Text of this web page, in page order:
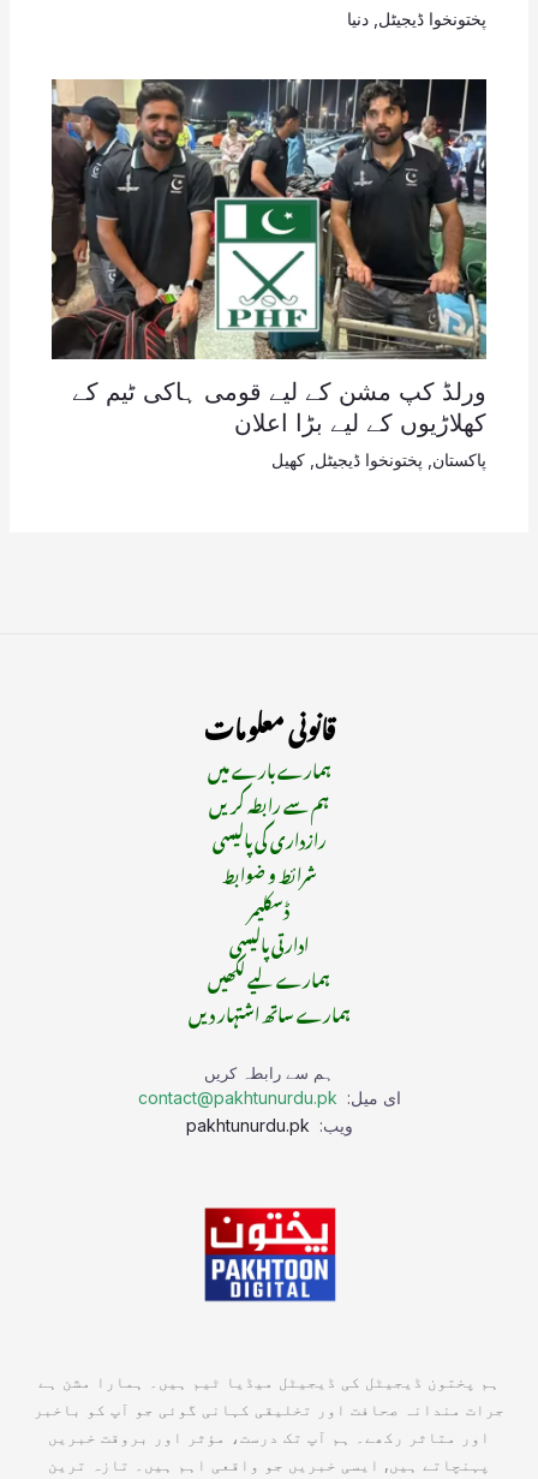
پختونخوا ڈیجیٹل دنیا
ورلڈ کپ مشن کے لیے قومی ہاکی ٹیم کے
کھلاڑیوں کے لیے بڑا اعلان
پاکستان پختونخوا ڈیجیٹل کھیل
قانونی معلومات
ہمارے بارے میں
ہم سے رابطہ کریں
رازداری کی پالیسی
شرائط و ضوابط
ڈسکلیمر
ادارتی پالیسی
ہمارے لیے لکھیں
ہمارے ساتھ اشتہار دیں
ہم سے رابطہ کریں
ای میل: contact@pakhtunurdu.pk
ویب:
ہم پختون ڈیجیٹل کی ڈیجیٹل میڈیا ٹیم ہیں۔ ہمارا مشن ہے
جرات مندانہ صحافت اور تخلیقی کہانی گوئی جو آپ کو باخبر
اور متاثر رکھے۔ ہم آپ تک درست، مؤثر اور بروقت خبریں
پہنچاتے ہیں, ایسی خبریں جو واقعی اہم ہیں۔ تازہ ترین